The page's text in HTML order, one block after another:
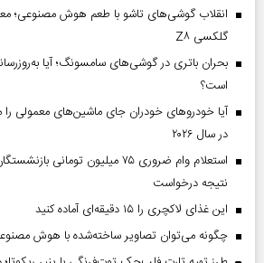
انقلاب گوشی‌های تاشو‌ با طعم هوش مصنوعی؛
گلکسی Z۸
است؟
آیا خودروهای خودران جای ماشین‌های معمولی
در سال ۲۰۲۶
استعلام وام ضروری ۷۵ میلیون
نتیجه درخواست
این غذای لاکچری را ۱۵ دقیقه‌ای آماده کنید
چگونه می‌توان تصاویر ساخته‌شده با هوش